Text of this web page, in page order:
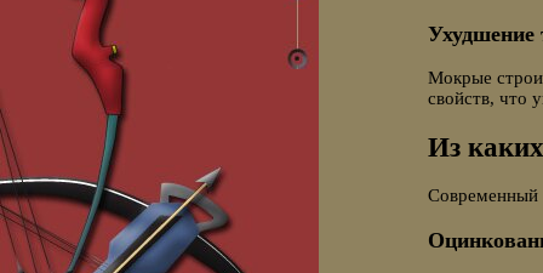
Ухудшение
Мокрые
свойств, что
Из
Современный